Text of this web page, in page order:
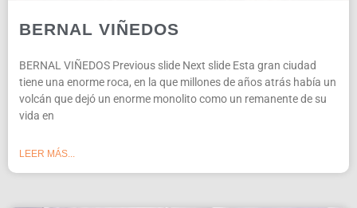
BERNAL VIÑEDOS
BERNAL VIÑEDOS Previous slide Next slide Esta gran ciudad
tiene una enorme roca, en la que millones de años atrás había un
volcán que dejó un enorme monolito como un remanente de su
vida en
LEER MÁS...